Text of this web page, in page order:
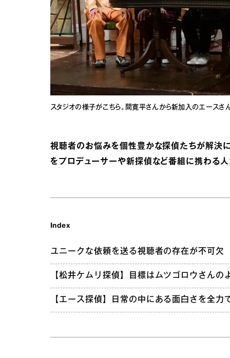
スタジオの様子がこちら。間寛平さんから新加入のエース
視聴者のお悩みを個性豊かな探偵たちが解決に
をプロデューサーや新探偵など番組に携わる人
Index
ユニークな依頼を送る視聴者の存在が不可欠
【松井ケムリ探偵】目標はムツゴロウさん
【エース探偵】日常の中にある面白さを全力